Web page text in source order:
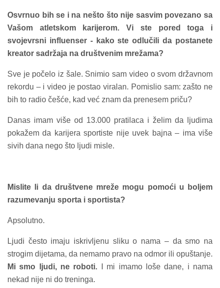
Osvrnuo bih se i na nešto što nije sasvim povezano sa
Vašom atletskom karijerom. Vi ste pored toga i
svojevrsni influenser - kako ste odlučili da postanete
kreator sadržaja na društvenim mrežama?
Sve je počelo iz šale. Snimio sam video o svom državnom
rekordu – i video je postao viralan. Pomislio sam: zašto ne
bih to radio češće, kad već znam da prenesem priču?
Danas imam više od 13.000 pratilaca i želim da ljudima
pokažem da karijera sportiste nije uvek bajna – ima više
sivih dana nego što ljudi misle.
Mislite li da društvene mreže mogu pomoći u boljem
razumevanju sporta i sportista?
Apsolutno.
Ljudi često imaju iskrivljenu sliku o nama – da smo na
strogim dijetama, da nemamo pravo na odmor ili opuštanje.
Mi smo ljudi, ne roboti. I mi imamo loše dane, i nama
nekad nije ni do treninga.